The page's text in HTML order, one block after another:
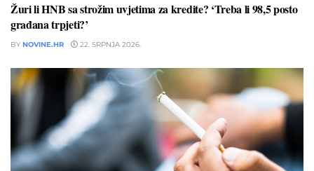
Žuri li HNB sa strožim uvjetima za kredite? ‘Treba li 98,5 posto
građana trpjeti?’
BY NOVINE.HR 22. SRPNJA 2026.